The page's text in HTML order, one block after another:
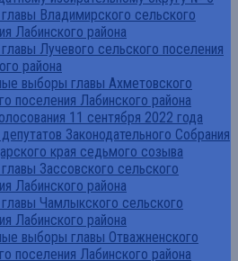
Владимирского сельского
Лабинского района
Лучевого сельского поселения
района
выборы главы Ахметовского
поселения Лабинского района
11 сентября 2022 года
Законодательного Собрания
края седьмого созыва
Зассовского сельского
Лабинского района
Чамлыкского сельского
Лабинского района
выборы главы Отважненского
поселения Лабинского района